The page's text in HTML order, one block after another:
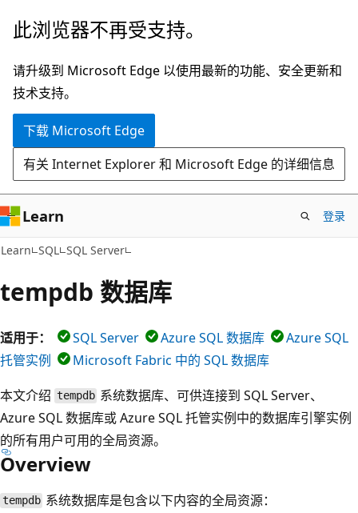
跳
主
要
内
此浏览器不再受支持。
请升级到 Microsoft Edge 以使用最新的功能、安全更新和
技术支持。
下载 Microsoft Edge
有关 Internet Explorer 和 Microsoft Edge 的详细信息
Learn 登录
Learn SQL SQL Server
tempdb 数据库
适用于： SQL Server Azure SQL 数据库
Azure SQL
托管实例
Microsoft Fabric 中的 SQL 数据库
本文介绍 tempdb 系统数据库、可供连接到 SQL Server、
Azure SQL 数据库或 Azure SQL 托管实例中的数据库引擎实例
的所有用户可用的全局资源。
Overview
tempdb 系统数据库是包含以下内容的全局资源：